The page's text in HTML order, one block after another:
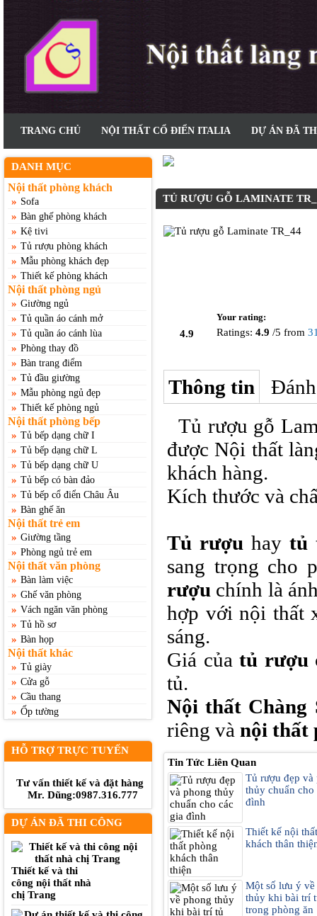
TRANG CHỦ NỘI THẤT CỔ ĐIỂN ITALIA DỰ ÁN ĐÃ
DANH MỤC
Nội thất phòng khách
» Sofa
» Bàn ghế phòng khách
» Kệ tivi
» Tủ rượu phòng khách
» Mẫu phòng khách đẹp
» Thiết kế phòng khách
Nội thất phòng ngủ
» Giường ngủ
» Tủ quần áo cánh mở
» Tủ quần áo cánh lùa
» Phòng thay đồ
» Bàn trang điểm
» Tủ đầu giường
» Mẫu phòng ngủ đẹp
» Thiết kế phòng ngủ
Nội thất phòng bếp
» Tủ bếp dạng chữ I
» Tủ bếp dạng chữ L
» Tủ bếp dạng chữ U
» Tủ bếp có bàn đảo
» Tủ bếp cổ điển Châu Âu
» Bàn ghế ăn
Nội thất trẻ em
» Giường tầng
» Phòng ngủ trẻ em
Nội thất văn phòng
» Bàn làm việc
» Ghế văn phòng
» Vách ngăn văn phòng
» Tủ hồ sơ
» Bàn họp
Nội thất khác
» Tủ giày
» Cửa gỗ
» Cầu thang
» Ốp tường
HỖ TRỢ TRỰC TUYẾN
Tư vấn thiết kế và đặt hàng
Mr. Dũng:0987.316.777
DỰ ÁN ĐÃ THI CÔNG
Thiết kế và thi
công nội thất nhà
chị Trang
TỦ RƯỢU GỖ LAMINATE
4.9
Your rating:
Ratings: 4.9 /5 from
Thông tin
Tủ rượu gỗ
được Nội thất
khách hàng.
Kích thước và
Tủ rượu haytủ
sang trọng cho
rượu chính là
hợp với nội thất
sáng.
Giá củatủ rượu
tủ.
Nội thất Chàng
riêng và nội thất
Tin Tức Liên Quan
Tủ rượu đẹp và
thủy chuẩn cho
đình
Thiết kế nội
khách thân
Một số lưu ý về
thủy khi bài trí
trong phòng ăn